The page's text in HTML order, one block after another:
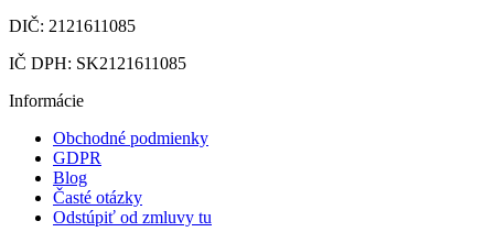
DIČ: 2121611085
IČ DPH: SK2121611085
Informácie
Obchodné podmienky
GDPR
Blog
Časté otázky
Odstúpiť od zmluvy tu